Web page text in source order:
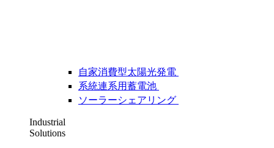
自家消費型太陽光発電
系統連系用蓄電池
ソーラーシェアリング
Industrial
Solutions